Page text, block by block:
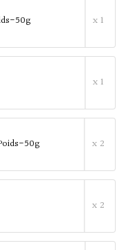
50g x 1
x 1
50g x 2
x 2